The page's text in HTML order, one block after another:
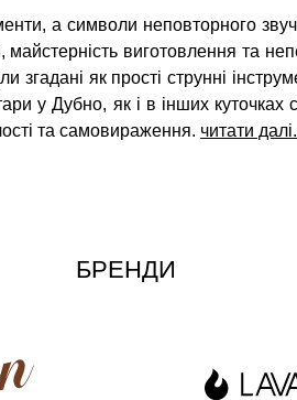
а символи неповторного
виготовлення та
згадані як прості струнні
у Дубно, як і в інших
та самовираження. читати
БРЕНДИ